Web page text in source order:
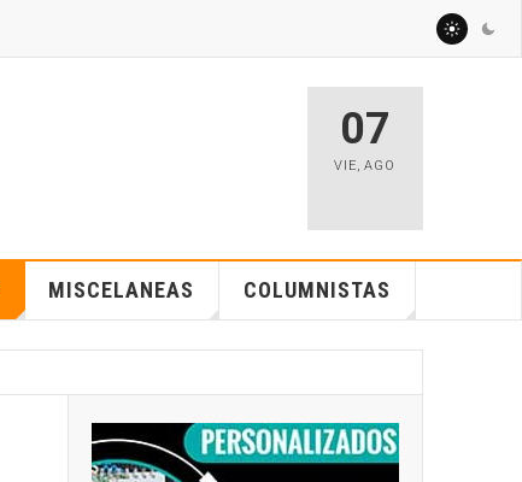
07
VIE,AGO
MISCELANEAS COLUMNISTAS